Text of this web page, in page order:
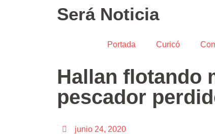
Será Noticia
Portada Curicó
Hallan flotando
pescador
junio 24, 2020